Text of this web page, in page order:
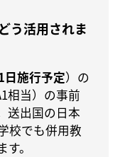
う活用されま
施行予定）の
相当）の事前
送出国の日本
校でも併用教
。